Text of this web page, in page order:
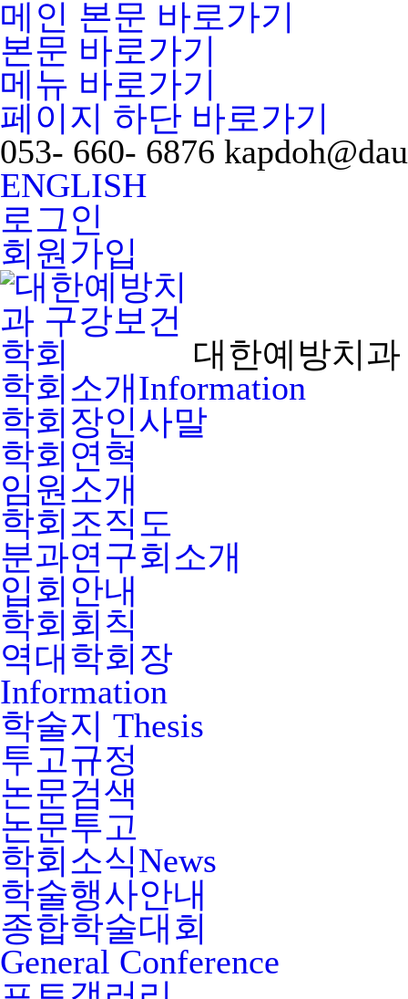
메인 본문 바로가기
본문 바로가기
메뉴 바로가기
페이지 하단 바로가기
053- 660- 6876
ENGLISH
로그인
회원가입
대한예방치
학회소개Information
학회장인사말
학회연혁
임원소개
학회조직도
분과연구회소개
입회안내
학회회칙
역대학회장
Information
학술지 Thesis
투고규정
논문검색
논문투고
학회소식News
학술행사안내
종합학술대회
General Conference